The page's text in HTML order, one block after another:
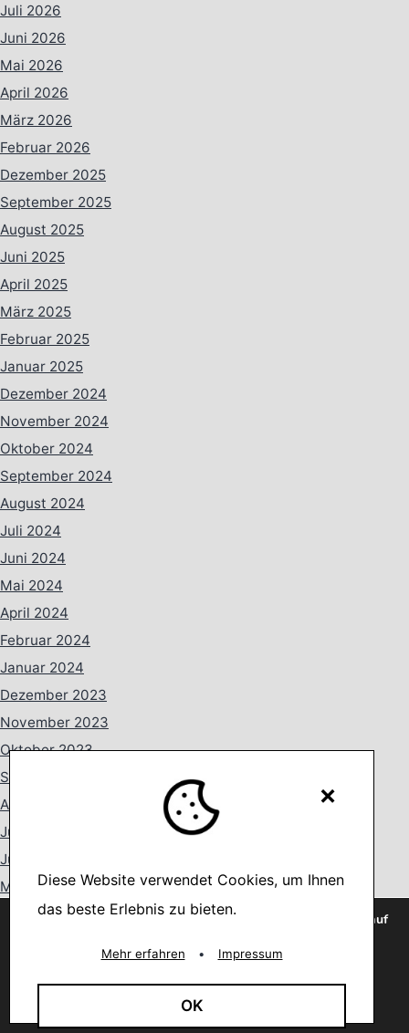
Juli 2026
Juni 2026
Mai 2026
April 2026
März 2026
Februar 2026
Dezember 2025
September 2025
August 2025
Juni 2025
April 2025
März 2025
Februar 2025
Januar 2025
Dezember 2024
November 2024
Oktober 2024
September 2024
August 2024
Juli 2024
Juni 2024
Mai 2024
April 2024
Februar 2024
Januar 2024
Dezember 2023
November 2023
Oktober 2023
September 2023
August 2023
Juli 2023
Juni 2023
Mai 2023
April 2023
Dezember 2022
×
Diese Website verwendet Cookies, um Ihnen
das beste Erlebnis zu bieten.
Mehr erfahren • Impressum
OK
Wir verwenden Cookies, um dir die bestmögliche Erfahrung auf
You can find out more about which cookies we are using or